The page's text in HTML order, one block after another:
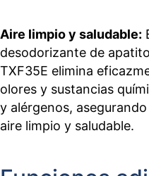
Aire limpio y saludable:
desodorizante de
TXF35E elimina
olores y sustancias
y alérgenos,
aire limpio y saludable.